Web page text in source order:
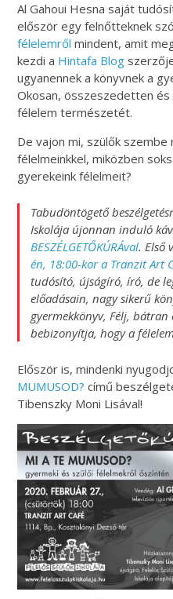
Al Gahoui Hesna saját
először egy felnőtteknek
félelemről mindent, amit
kezdi a Hintafa Blog
ugyanennek a könyvnek a
Okosan, összeszedetten
félelem természetét.
De vajon mi, szülők szembe
félelmeinkkel, miközben
gyerekeink félelmeit?
Tabudöntögető
Iskolája újonnan induló
BESZÉLGETŐKÚRÁval. Első
én, 18:00-kor a Tranzit Art
tudósító, újságíró, író, de
előadásain, nagy sikerű
gyermekkönyv, Félj,
bebizonyítja, hogy a
Először is, mindenki
MUMUSOD? című
Tibenszky Moni Lisával!